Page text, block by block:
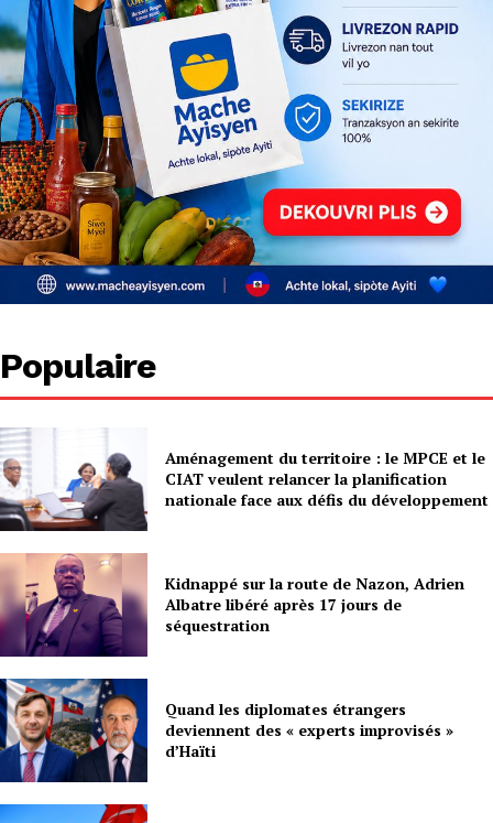
Populaire
Aménagement du territoire : le MPCE et le
CIAT veulent relancer la planification
nationale face aux défis du développement
Kidnappé sur la route de Nazon, Adrien
Albatre libéré après 17 jours de
séquestration
Quand les diplomates étrangers
deviennent des « experts improvisés »
d’Haïti